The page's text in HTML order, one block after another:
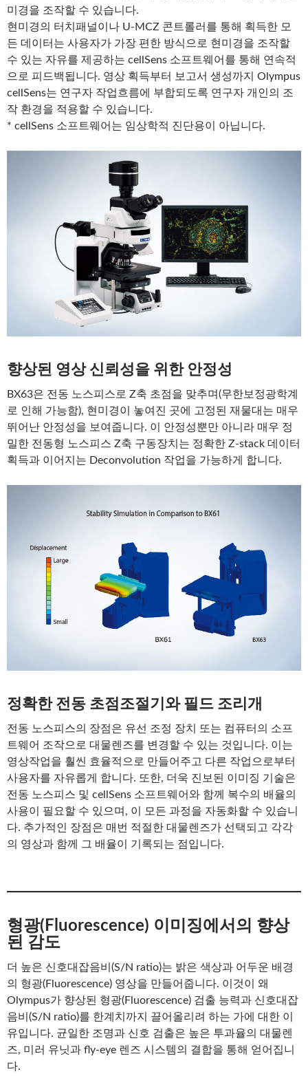
미경을 조작할 수 있습니다.
현미경의 터치패널이나 U-MCZ 콘트롤러를 통해 획득한 모
든 데이터는 사용자가 가장 편한 방식으로 현미경을 조작할
수 있는 자유를 제공하는 cellSens 소프트웨어를 통해 연속적
으로 피드백됩니다. 영상 획득부터 보고서 생성까지 Olympus
cellSens는 연구자 작업흐름에 부합되도록 연구자 개인의 조
작 환경을 적용할 수 있습니다.
* cellSens 소프트웨어는 임상학적 진단용이 아닙니다.
향상된 영상 신뢰성을 위한 안정성
BX63은 전동 노스피스로 Z축 초점을 맞추며(무한보정광학계
로 인해 가능함), 현미경이 놓여진 곳에 고정된 재물대는 매우
뛰어난 안정성을 보여줍니다. 이 안정성뿐만 아니라 매우 정
밀한 전동형 노스피스 Z축 구동장치는 정확한 Z-stack 데이터
획득과 이어지는 Deconvolution 작업을 가능하게 합니다.
정확한 전동 초점조절기와 필드 조리개
전동 노스피스의 장점은 유선 조정 장치 또는 컴퓨터의 소프
트웨어 조작으로 대물렌즈를 변경할 수 있는 것입니다. 이는
영상작업을 훨씬 효율적으로 만들어주고 다른 작업으로부터
사용자를 자유롭게 합니다. 또한, 더욱 진보된 이미징 기술은
전동 노스피스 및 cellSens 소프트웨어와 함께 복수의 배율의
사용이 필요할 수 있으며, 이 모든 과정을 자동화할 수 있습니
다. 추가적인 장점은 매번 적절한 대물렌즈가 선택되고 각각
의 영상과 함께 그 배율이 기록되는 점입니다.
형광(Fluorescence) 이미징에서의 향상
된 감도
더 높은 신호대잡음비(S/N ratio)는 밝은 색상과 어두운 배경
의 형광(Fluorescence) 영상을 만들어줍니다. 이것이 왜
Olympus가 향상된 형광(Fluorescence) 검출 능력과 신호대잡
음비(S/N ratio)를 한계치까지 끌어올리려 하는 가에 대한 이
유입니다. 균일한 조명과 신호 검출은 높은 투과율의 대물렌
즈, 미러 유닛과 fly-eye 렌즈 시스템의 결합을 통해 얻어집니
다.